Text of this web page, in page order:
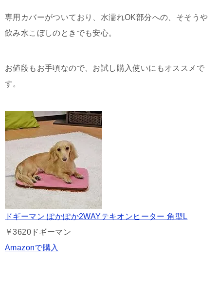
専用カバーがついており、水濡れOK部分への、そそうや
飲み水こぼしのときでも安心。
お値段もお手頃なので、お試し購入使いにもオススメで
す。
ドギーマン ぽかぽか2WAYテキオンヒーター 角型L
￥3620 ドギーマン
Amazonで購入